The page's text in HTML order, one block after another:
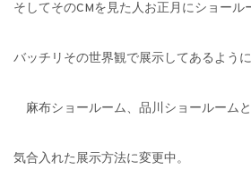
そしてそのCMを見た人お正月にショール
バッチリその世界観で展示してあるよう
麻布ショールーム、品川ショールームと
気合入れた展示方法に変更中。